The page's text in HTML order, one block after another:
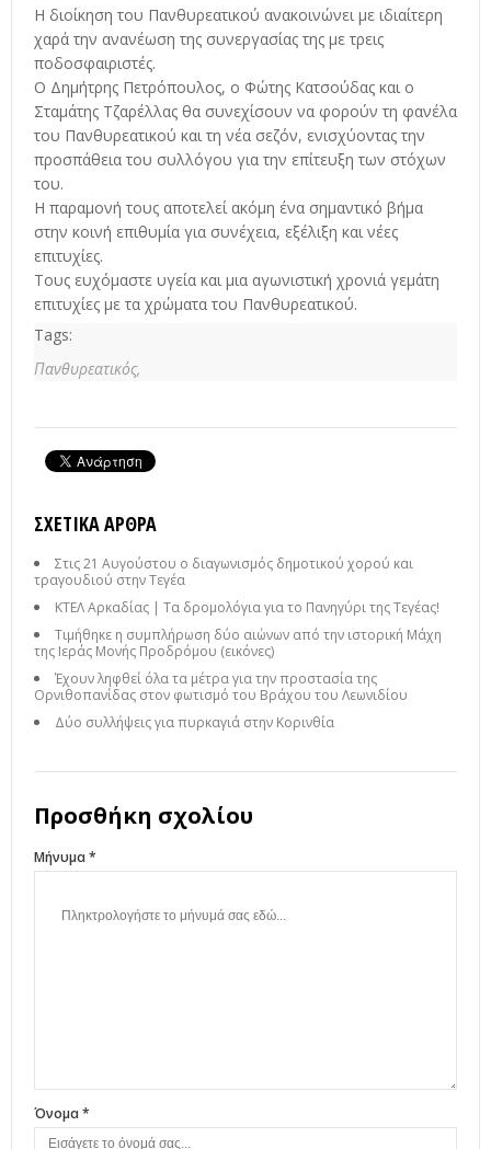
Η διοίκηση του Πανθυρεατικού ανακοινώνει με ιδιαίτερη
χαρά την ανανέωση της συνεργασίας της με τρεις
ποδοσφαιριστές.
Ο Δημήτρης Πετρόπουλος, ο Φώτης Κατσούδας και ο
Σταμάτης Τζαρέλλας θα συνεχίσουν να φορούν τη φανέλα
του Πανθυρεατικού και τη νέα σεζόν, ενισχύοντας την
προσπάθεια του συλλόγου για την επίτευξη των στόχων
του.
Η παραμονή τους αποτελεί ακόμη ένα σημαντικό βήμα
στην κοινή επιθυμία για συνέχεια, εξέλιξη και νέες
επιτυχίες.
Τους ευχόμαστε υγεία και μια αγωνιστική χρονιά γεμάτη
επιτυχίες με τα χρώματα του Πανθυρεατικού.
Tags:
Πανθυρεατικός,
ΣΧΕΤΙΚΆ ΆΡΘΡΑ
Στις 21 Αυγούστου ο διαγωνισμός δημοτικού χορού και
τραγουδιού στην Τεγέα
ΚΤΕΛ Αρκαδίας | Τα δρομολόγια για το Πανηγύρι της Τεγέας!
Τιμήθηκε η συμπλήρωση δύο αιώνων από την ιστορική Μάχη
της Ιεράς Μονής Προδρόμου (εικόνες)
Έχουν ληφθεί όλα τα μέτρα για την προστασία της
Ορνιθοπανίδας στον φωτισμό του Βράχου του Λεωνιδίου
Δύο συλλήψεις για πυρκαγιά στην Κορινθία
Προσθήκη σχολίου
Μήνυμα *
Όνομα *